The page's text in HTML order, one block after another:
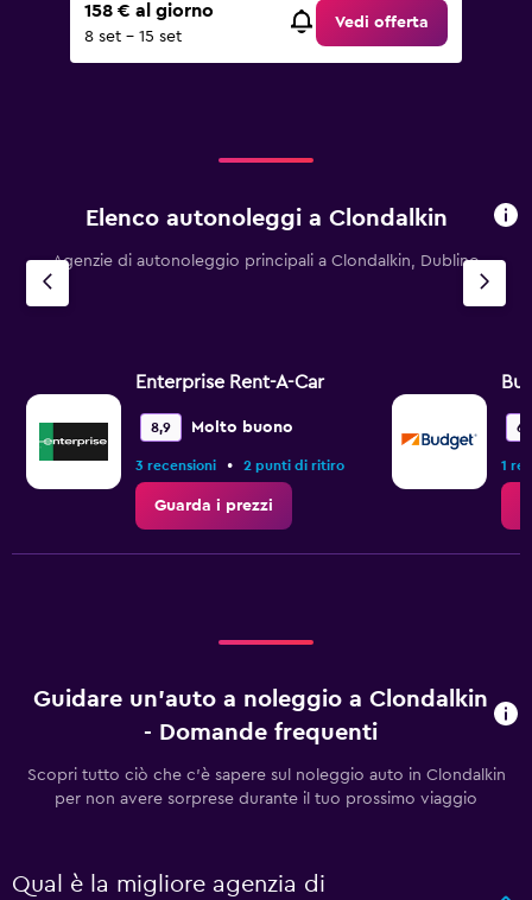
158 € al giorno
8 set - 15 set
Vedi offerta
Elenco autonoleggi a Clondalkin
Agenzie di autonoleggio principali a Clondalkin, Dublino
Enterprise Rent-A-Car
8,9 Molto buono
3 recensioni • 2 punti di ritiro
Guarda i prezzi
6,1
1
Guidare un'auto a noleggio a Clondalkin
- Domande frequenti
Scopri tutto ciò che c'è sapere sul noleggio auto in Clondalkin
per non avere sorprese durante il tuo prossimo viaggio
Qual è la migliore agenzia di